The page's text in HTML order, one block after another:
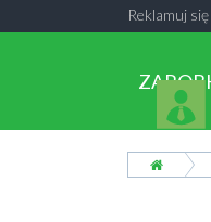
Reklamuj